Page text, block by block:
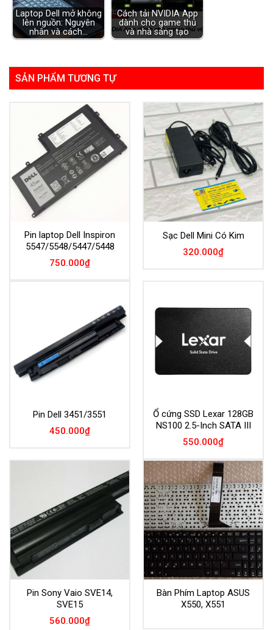
Laptop Dell mở không
lên nguồn: Nguyên
nhân và cách…
Cách tải NVIDIA App
dành cho game thủ
và nhà sáng tạo
SẢN PHẨM TƯƠNG TỰ
Pin laptop Dell Inspiron
5547/5548/5447/5448
750.000₫
Sạc Dell Mini Có Kim
320.000₫
Pin Dell 3451/3551
450.000₫
Ổ cứng SSD Lexar 128GB
NS100 2.5-Inch SATA III
550.000₫
Pin Sony Vaio SVE14,
SVE15
560.000₫
Bàn Phím Laptop ASUS
X550, X551